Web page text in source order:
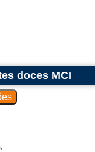
doces MCI